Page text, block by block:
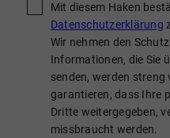
Mit diesem Haken
Datenschutzerklärung
Wir nehmen den
Informationen, die Sie
senden, werden
garantieren, dass Ihre
Dritte weitergegeben,
missbraucht werden.